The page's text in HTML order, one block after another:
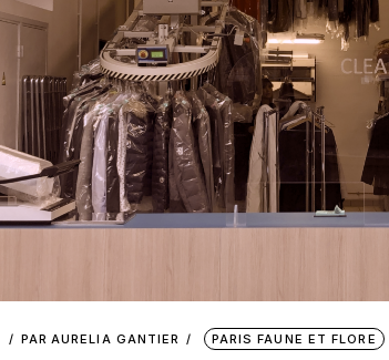
PAR AURELIA GANTIER PARIS FAUNE ET FLORE